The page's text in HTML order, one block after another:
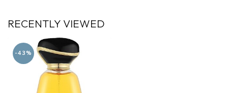
RECENTLY VIEWED
-43%